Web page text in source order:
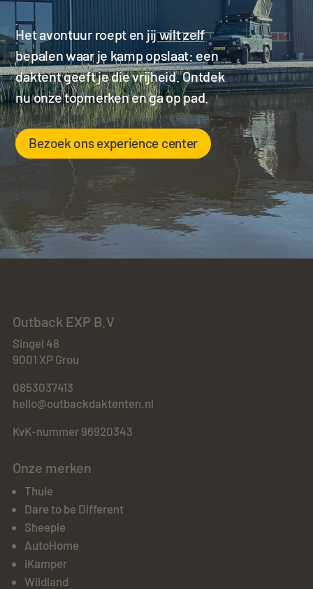
Het avontuur roept en jij wilt zelf
bepalen waar je kamp opslaat: een
daktent geeft je die vrijheid. Ontdek
nu onze topmerken en ga op pad.
Bezoek ons experience center
Outback EXP B.V
Singel 48
9001 XP Grou
0853037413
hello@outbackdaktenten.nl
KvK-nummer 96920343
Onze merken
Thule
Dare to be Different
Sheepie
AutoHome
iKamper
Wildland